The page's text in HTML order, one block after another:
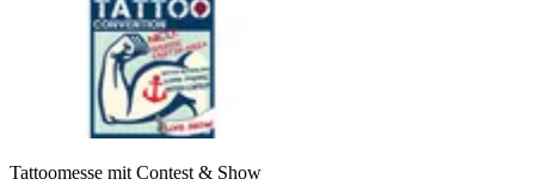
Tattoomesse mit Contest & Show